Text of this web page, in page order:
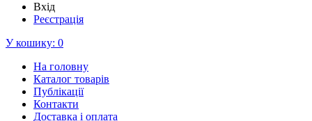
Вхід
Реєстрація
У кошику: 0
На головну
Каталог товарів
Публікації
Контакти
Доставка і оплата